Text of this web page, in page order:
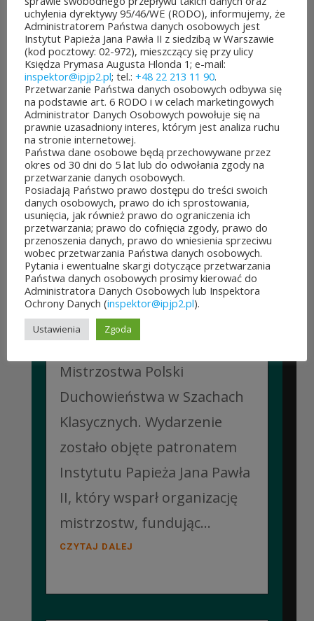
mazowieckiego. Do rozdania
jest aż 30 mln zł! Mieszkańcy
województwa mazowieckiego
po...
CZYTAJ DALEJ
JUBILEUSZOWE XXV MISTRZOSTWA POLSKI
DUCHOWIEŃSTWA W SZACHACH
KLASYCZNYCH.
10 lipca&7b19p;2026
W dniach 6–10 lipca 2026 r. w
Collegium Marianum w
Pelplinie odbyły się
Jubileuszowe XXV
Mistrzostwa Polski
Duchowieństwa w Szachach
Klasycznych. Wydarzenie
zostało objęte patronatem
Instytutu Papieża Jana Pawła
II, który wsparł organizację
mistrzostw, fundując...
CZYTAJ DALEJ
uchylenia dyrektywy 95/46/WE (RODO), informujemy, że
Administratorem Państwa danych osobowych jest
Instytut Papieża Jana Pawła II z siedzibą w Warszawie
(kod pocztowy: 02-972), mieszczący się przy ulicy
Księdza Prymasa Augusta Hlonda 1; e-mail:
inspektor@ipjp2.pl; tel.: +48 22 213 11 90.
Przetwarzanie Państwa danych osobowych odbywa się
na podstawie art. 6 RODO i w celach marketingowych
Administrator Danych Osobowych powołuje się na
prawnie uzasadniony interes, którym jest analiza ruchu
na stronie internetowej.
Państwa dane osobowe będą przechowywane przez
okres od 30 dni do 5 lat lub do odwołania zgody na
przetwarzanie danych osobowych.
Posiadają Państwo prawo dostępu do treści swoich
danych osobowych, prawo do ich sprostowania,
usunięcia, jak również prawo do ograniczenia ich
przetwarzania; prawo do cofnięcia zgody, prawo do
przenoszenia danych, prawo do wniesienia sprzeciwu
wobec przetwarzania Państwa danych osobowych.
Pytania i ewentualne skargi dotyczące przetwarzania
Państwa danych osobowych prosimy kierować do
Administratora Danych Osobowych lub Inspektora
Ochrony Danych (inspektor@ipjp2.pl).
Ustawienia Zgoda